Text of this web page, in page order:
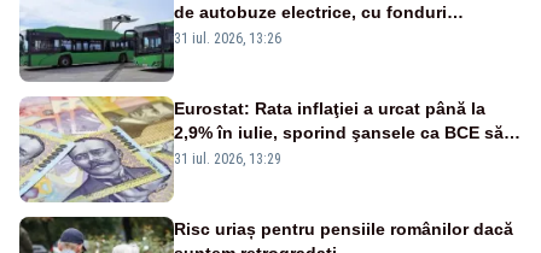
de autobuze electrice, cu fonduri
europene
31 iul. 2026, 13:26
Eurostat: Rata inflaţiei a urcat până la
2,9% în iulie, sporind şansele ca BCE să
majoreze dobânda
31 iul. 2026, 13:29
Risc uriaș pentru pensiile românilor dacă